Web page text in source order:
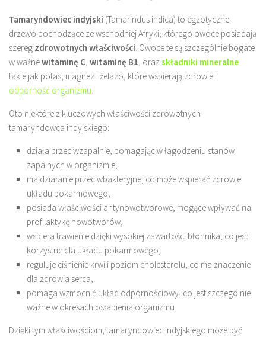
Tamaryndowiec indyjski (Tamarindus indica) to egzotyczne
drzewo pochodzące ze wschodniej Afryki, którego owoce posiadają
szereg zdrowotnych właściwości. Owoce te są szczególnie bogate
w ważnewitaminę C, witaminę B1, oraz składniki mineralne
takie jak potas, magnez i żelazo, które wspierają zdrowie i
odporność organizmu.
Oto niektóre z kluczowych właściwości zdrowotnych
tamaryndowca indyjskiego:
działa przeciwzapalnie, pomagając w łagodzeniu stanów
zapalnych w organizmie,
ma działanie przeciwbakteryjne, co może wspierać zdrowie
układu pokarmowego,
posiada właściwości antynowotworowe, mogące wpływać na
profilaktykę nowotworów,
wspiera trawienie dzięki wysokiej zawartości błonnika, co jest
korzystne dla układu pokarmowego,
reguluje ciśnienie krwi i poziom cholesterolu, co ma znaczenie
dla zdrowia serca,
pomaga wzmocnić układ odpornościowy, co jest szczególnie
ważne w okresach osłabienia organizmu.
Dzięki tym właściwościom, tamaryndowiec indyjskiego może być